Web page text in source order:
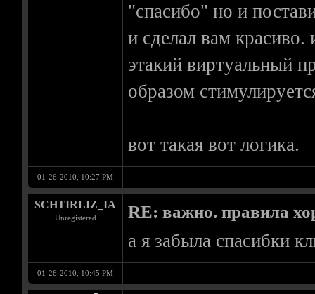
"спасибо" но и
и сделал вам
этакий виртуальный
образом
вот такая вот логика.
01-26-2010, 10:27 PM
SCHTIRLIZ_IA
Unregistered RE: важно. правила
а я забыла спасибки
01-26-2010, 10:45 PM